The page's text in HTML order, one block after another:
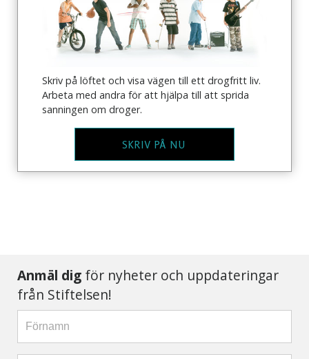
Skriv på löftet och visa vägen till ett drogfritt liv.
Arbeta med andra för att hjälpa till att sprida
sanningen om droger.
SKRIV PÅ NU
Anmäl dig för nyheter och uppdateringar
från Stiftelsen!